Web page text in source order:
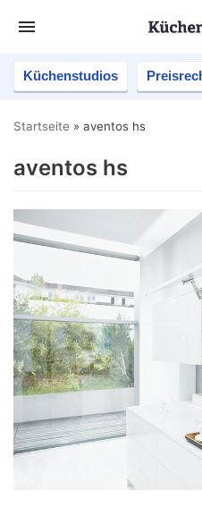
Küchenstudios
Startseite » aventos hs
aventos hs